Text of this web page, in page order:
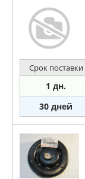
Срок поставки
1 дн.
30 дней